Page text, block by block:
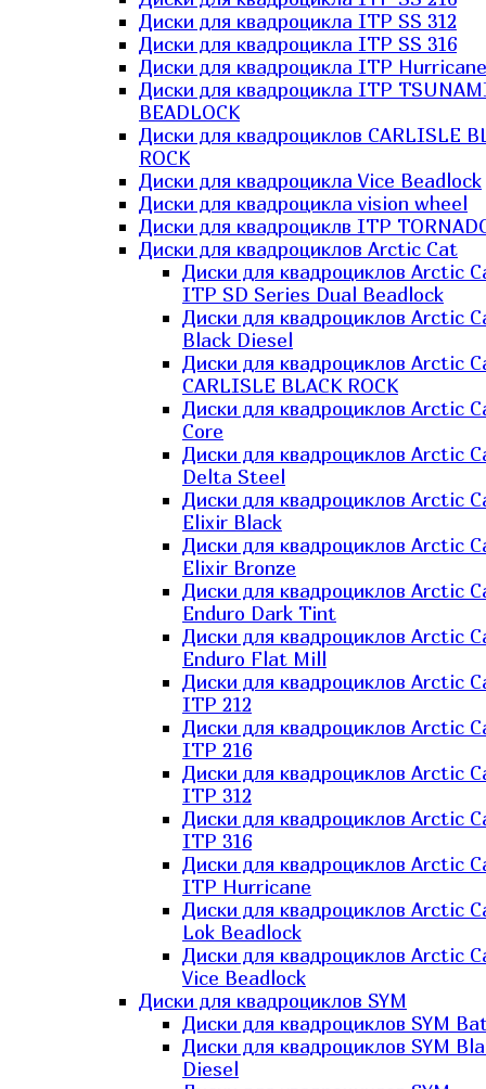
Диски для квадроцикла ITP SS 312
Диски для квадроцикла ITP SS 316
Диски для квадроцикла ITP Hurricane
Диски для квадроцикла ITP
BEADLOCK
Диски для квадроциклов CARLISLE
ROCK
Диски для квадроцикла Vice Beadlock
Диски для квадроцикла vision wheel
Диски для квадроциклв ITP
Диски для квадроциклов Arctic Cat
Диски для квадроциклов Arctic
ITP SD Series Dual Beadlock
Диски для квадроциклов Arctic
Black Diesel
Диски для квадроциклов Arctic
CARLISLE BLACK ROCK
Диски для квадроциклов Arctic
Core
Диски для квадроциклов Arctic
Delta Steel
Диски для квадроциклов Arctic
Elixir Black
Диски для квадроциклов Arctic
Elixir Bronze
Диски для квадроциклов Arctic
Enduro Dark Tint
Диски для квадроциклов Arctic
Enduro Flat Mill
Диски для квадроциклов Arctic
ITP 212
Диски для квадроциклов Arctic
ITP 216
Диски для квадроциклов Arctic
ITP 312
Диски для квадроциклов Arctic
ITP 316
Диски для квадроциклов Arctic
ITP Hurricane
Диски для квадроциклов Arctic
Lok Beadlock
Диски для квадроциклов Arctic
Vice Beadlock
Диски для квадроциклов SYM
Диски для квадроциклов SYM
Диски для квадроциклов SYM
Diesel